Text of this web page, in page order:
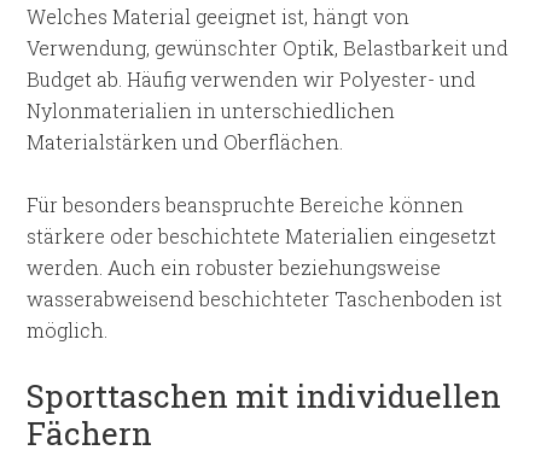
Welches Material geeignet ist, hängt von
Verwendung, gewünschter Optik, Belastbarkeit und
Budget ab. Häufig verwenden wir Polyester- und
Nylonmaterialien in unterschiedlichen
Materialstärken und Oberflächen.
Für besonders beanspruchte Bereiche können
stärkere oder beschichtete Materialien eingesetzt
werden. Auch ein robuster beziehungsweise
wasserabweisend beschichteter Taschenboden ist
möglich.
Sporttaschen mit individuellen
Fächern